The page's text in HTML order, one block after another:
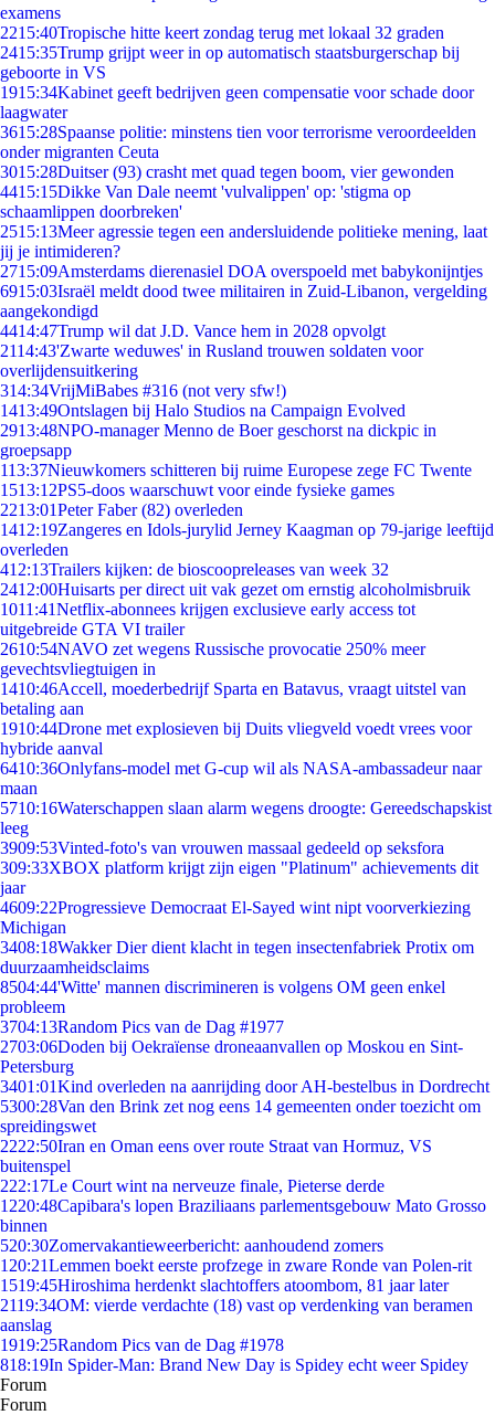
examens
2215:40Tropische hitte keert zondag terug met lokaal 32 graden
2415:35Trump grijpt weer in op automatisch staatsburgerschap bij
geboorte in VS
1915:34Kabinet geeft bedrijven geen compensatie voor schade door
laagwater
3615:28Spaanse politie: minstens tien voor terrorisme veroordeelden
onder migranten Ceuta
3015:28Duitser (93) crasht met quad tegen boom, vier gewonden
4415:15Dikke Van Dale neemt 'vulvalippen' op: 'stigma op
schaamlippen doorbreken'
2515:13Meer agressie tegen een andersluidende politieke mening, laat
jij je intimideren?
2715:09Amsterdams dierenasiel DOA overspoeld met babykonijntjes
6915:03Israël meldt dood twee militairen in Zuid-Libanon, vergelding
aangekondigd
4414:47Trump wil dat J.D. Vance hem in 2028 opvolgt
2114:43'Zwarte weduwes' in Rusland trouwen soldaten voor
overlijdensuitkering
314:34VrijMiBabes #316 (not very sfw!)
1413:49Ontslagen bij Halo Studios na Campaign Evolved
2913:48NPO-manager Menno de Boer geschorst na dickpic in
groepsapp
113:37Nieuwkomers schitteren bij ruime Europese zege FC Twente
1513:12PS5-doos waarschuwt voor einde fysieke games
2213:01Peter Faber (82) overleden
1412:19Zangeres en Idols-jurylid Jerney Kaagman op 79-jarige leeftijd
overleden
412:13Trailers kijken: de bioscoopreleases van week 32
2412:00Huisarts per direct uit vak gezet om ernstig alcoholmisbruik
1011:41Netflix-abonnees krijgen exclusieve early access tot
uitgebreide GTA VI trailer
2610:54NAVO zet wegens Russische provocatie 250% meer
gevechtsvliegtuigen in
1410:46Accell, moederbedrijf Sparta en Batavus, vraagt uitstel van
betaling aan
1910:44Drone met explosieven bij Duits vliegveld voedt vrees voor
hybride aanval
6410:36Onlyfans-model met G-cup wil als NASA-ambassadeur naar
maan
5710:16Waterschappen slaan alarm wegens droogte: Gereedschapskist
leeg
3909:53Vinted-foto's van vrouwen massaal gedeeld op seksfora
309:33XBOX platform krijgt zijn eigen "Platinum" achievements dit
jaar
4609:22Progressieve Democraat El-Sayed wint nipt voorverkiezing
Michigan
3408:18Wakker Dier dient klacht in tegen insectenfabriek Protix om
duurzaamheidsclaims
8504:44'Witte' mannen discrimineren is volgens OM geen enkel
probleem
3704:13Random Pics van de Dag #1977
2703:06Doden bij Oekraïense droneaanvallen op Moskou en Sint-
Petersburg
3401:01Kind overleden na aanrijding door AH-bestelbus in Dordrecht
5300:28Van den Brink zet nog eens 14 gemeenten onder toezicht om
spreidingswet
2222:50Iran en Oman eens over route Straat van Hormuz, VS
buitenspel
222:17Le Court wint na nerveuze finale, Pieterse derde
1220:48Capibara's lopen Braziliaans parlementsgebouw Mato Grosso
binnen
520:30Zomervakantieweerbericht: aanhoudend zomers
1 20:21Lemmen boekt eerste profzege in zware Ronde van Polen-rit
1519:45Hiroshima herdenkt slachtoffers atoombom, 81 jaar later
2119:34OM: vierde verdachte (18) vast op verdenking van beramen
aanslag
1919:25Random Pics van de Dag #1978
818:19In Spider-Man: Brand New Day is Spidey echt weer Spidey
Forum
Forum